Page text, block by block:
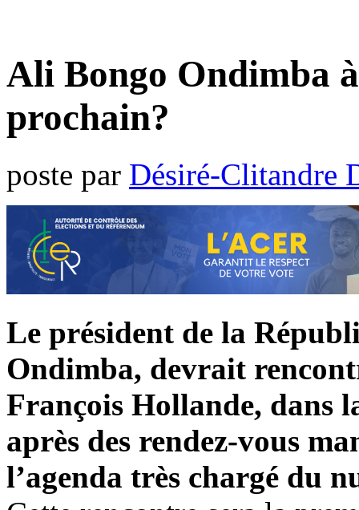
Ali Bongo Ondimba
prochain?
poste par Désiré-Clitandre
Le président de la
Ondimba, devrait
François Hollande, dans
après des rendez-vous
l’agenda très chargé du